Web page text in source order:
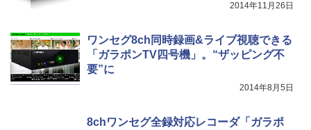
2014年11月26日
ワンセグ8ch同時録画&ライブ視聴できる
「ガラポンTV四号機」。“ザッピング不
要”に
2014年8月5日
8chワンセグ全録対応レコーダ「ガラポ